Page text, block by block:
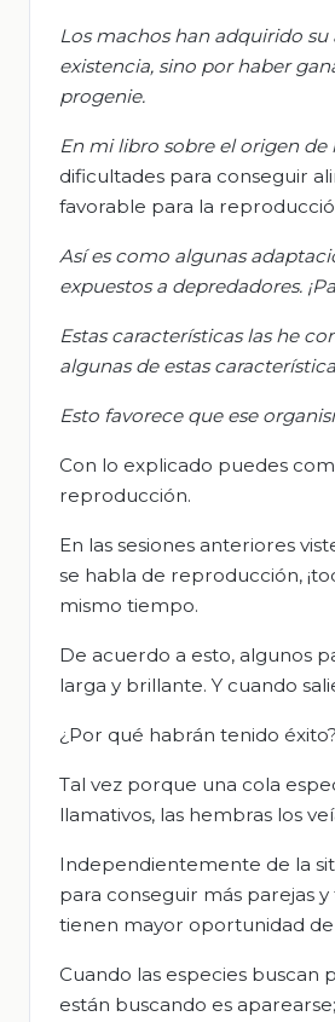
Los machos han adquirido
existencia, sino por haber
progenie.
En mi libro sobre el origen de
dificultades para conseguir
favorable para la
Así es como algunas
expuestos a depredadores.
Estas características las he
algunas de estas
Esto favorece que ese
Con lo explicado puedes
reproducción.
En las sesiones anteriores
se habla de reproducción,
mismo tiempo.
De acuerdo a esto, algunos
larga y brillante. Y cuando
¿Por qué habrán tenido éxito?
Tal vez porque una cola
llamativos, las hembras los
Independientemente de la
para conseguir más parejas
tienen mayor oportunidad
Cuando las especies buscan
están buscando es